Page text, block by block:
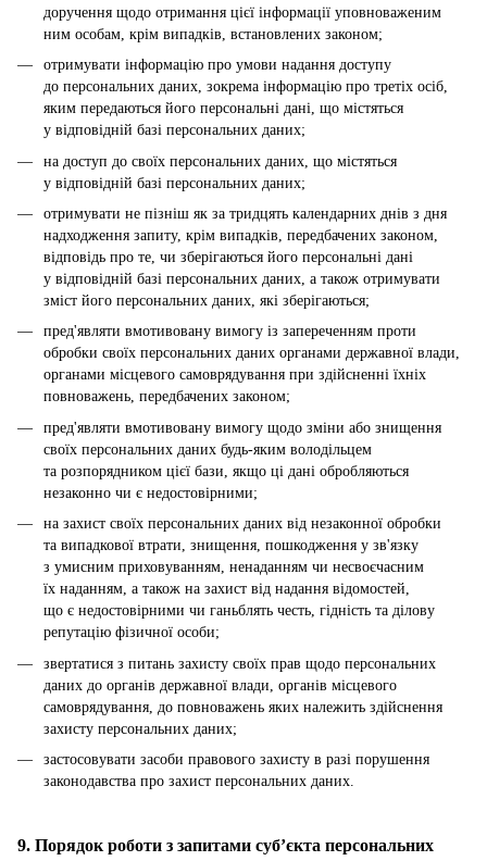
доручення щодо отримання цієї інформації уповноваженим
ним особам, крім випадків, встановлених законом;
отримувати інформацію про умови надання доступу
до персональних даних, зокрема інформацію про третіх осіб,
яким передаються його персональні дані, що містяться
у відповідній базі персональних даних;
на доступ до своїх персональних даних, що містяться
у відповідній базі персональних даних;
отримувати не пізніш як за тридцять календарних днів з дня
надходження запиту, крім випадків, передбачених законом,
відповідь про те, чи зберігаються його персональні дані
у відповідній базі персональних даних, а також отримувати
зміст його персональних даних, які зберігаються;
пред'являти вмотивовану вимогу із запереченням проти
обробки своїх персональних даних органами державної влади,
органами місцевого самоврядування при здійсненні їхніх
повноважень, передбачених законом;
пред'являти вмотивовану вимогу щодо зміни або знищення
своїх персональних даних будь-яким володільцем
та розпорядником цієї бази, якщо ці дані обробляються
незаконно чи є недостовірними;
на захист своїх персональних даних від незаконної обробки
та випадкової втрати, знищення, пошкодження у зв'язку
з умисним приховуванням, ненаданням чи несвоєчасним
їх наданням, а також на захист від надання відомостей,
що є недостовірними чи ганьблять честь, гідність та ділову
репутацію фізичної особи;
звертатися з питань захисту своїх прав щодо персональних
даних до органів державної влади, органів місцевого
самоврядування, до повноважень яких належить здійснення
захисту персональних даних;
застосовувати засоби правового захисту в разі порушення
законодавства про захист персональних даних.
9. Порядок роботи з запитами суб’єкта персональних